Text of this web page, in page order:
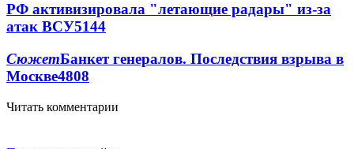
РФ активизировала "летающие радары" из-за
атак ВСУ5144
СюжетБанкет генералов. Последствия взрыва в
Москве4808
Читать комментарии